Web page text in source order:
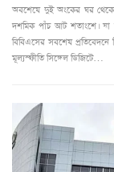
অবশেষে দুই অংকের ঘর থেকে
দশমিক পাঁচ আট শতাংশে। যা
বিবিএসের সবশেষ
মূল্যস্ফীতি সিঙ্গেল ডিজিটে…